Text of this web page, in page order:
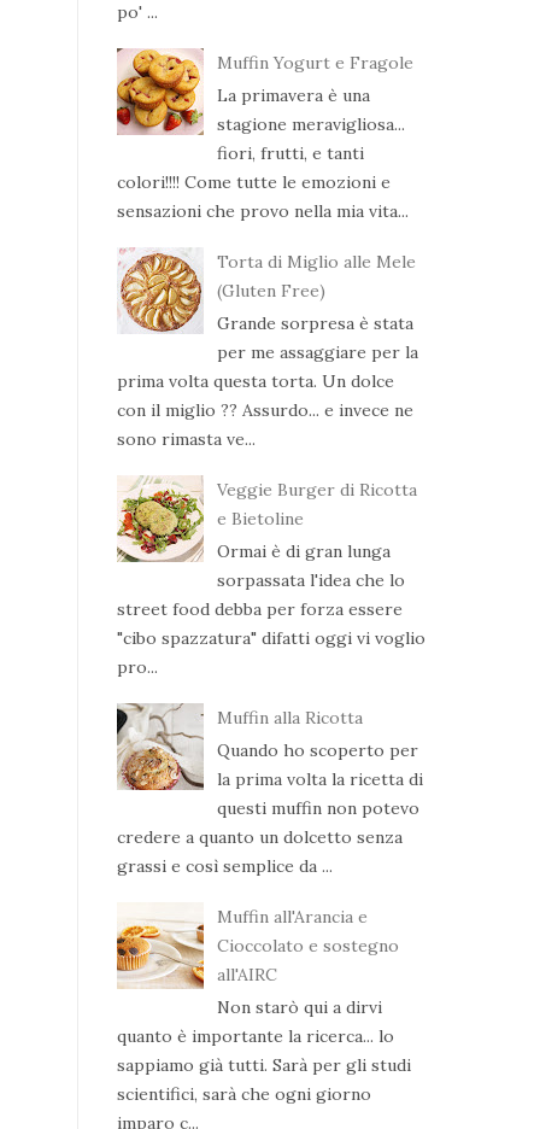
po' ...
Muffin Yogurt e Fragole
La primavera è una
stagione meravigliosa...
fiori, frutti, e tanti
colori!!!! Come tutte le emozioni e
sensazioni che provo nella mia vita...
Torta di Miglio alle Mele
(Gluten Free)
Grande sorpresa è stata
per me assaggiare per la
prima volta questa torta. Un dolce
con il miglio ?? Assurdo... e invece ne
sono rimasta ve...
Veggie Burger di Ricotta
e Bietoline
Ormai è di gran lunga
sorpassata l'idea che lo
street food debba per forza essere
"cibo spazzatura" difatti oggi vi voglio
pro...
Muffin alla Ricotta
Quando ho scoperto per
la prima volta la ricetta di
questi muffin non potevo
credere a quanto un dolcetto senza
grassi e così semplice da ...
Muffin all'Arancia e
Cioccolato e sostegno
all'AIRC
Non starò qui a dirvi
quanto è importante la ricerca... lo
sappiamo già tutti. Sarà per gli studi
scientifici, sarà che ogni giorno
imparo c...